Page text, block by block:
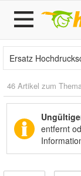
46 Artikel zum
entfernt